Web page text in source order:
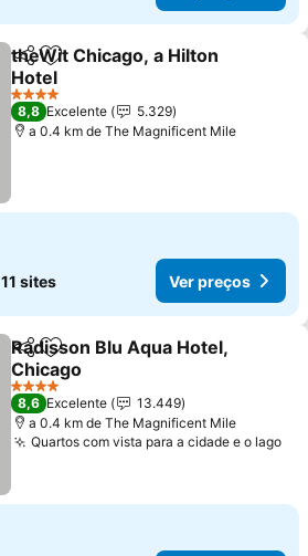
PartilharAdicionar aos favoritos
theWit Chicago, a Hilton
Hotel
Ver preços
4 Estrelas
8,8 Excelente
5.329
a 0.4 km de The Magnificent Mile
11 sites Ver preços
PartilharAdicionar aos favoritos
Radisson Blu Aqua Hotel,
Chicago
Ver preços
4 Estrelas
8,6 Excelente
13.449
a 0.4 km de The Magnificent Mile
Quartos com vista para a cidade e o lago